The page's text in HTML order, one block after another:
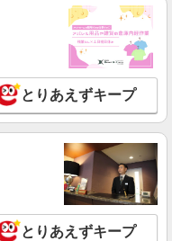
とりあえずキープ
とりあえずキープ